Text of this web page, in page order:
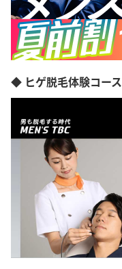
◆ ヒゲ脱毛体験コース